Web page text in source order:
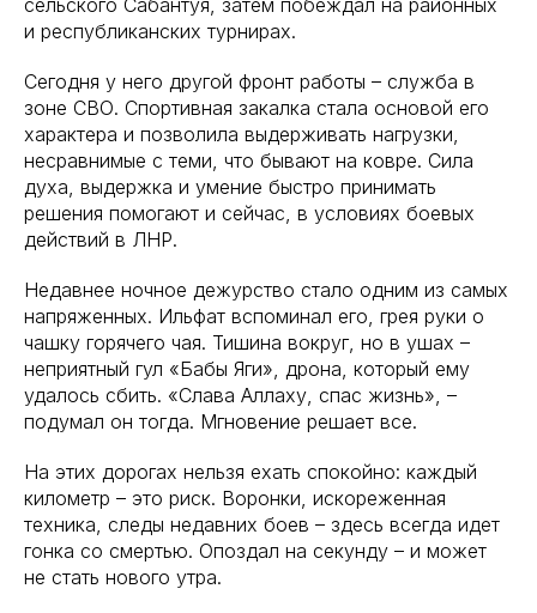
и республиканских турнирах.
Сегодня у него другой фронт работы – служба в
зоне СВО. Спортивная закалка стала основой его
характера и позволила выдерживать нагрузки,
несравнимые с теми, что бывают на ковре. Сила
духа, выдержка и умение быстро принимать
решения помогают и сейчас, в условиях боевых
действий в ЛНР.
Недавнее ночное дежурство стало одним из самых
напряженных. Ильфат вспоминал его, грея руки о
чашку горячего чая. Тишина вокруг, но в ушах –
неприятный гул «Бабы Яги», дрона, который ему
удалось сбить. «Слава Аллаху, спас жизнь», –
подумал он тогда. Мгновение решает все.
На этих дорогах нельзя ехать спокойно: каждый
километр – это риск. Воронки, искореженная
техника, следы недавних боев – здесь всегда идет
гонка со смертью. Опоздал на секунду – и может
не стать нового утра.